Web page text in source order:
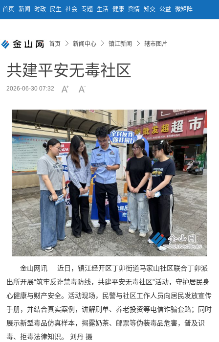
首页 新闻 时政 民生 社会 专题 生活 健康 舆情 知交 公益 微矩阵
首页 新闻中心 镇江新闻 辖市图片
共建平安无毒社区
2026-06-30 07:32
金山网讯 近日，镇江经开区丁卯街道马家山社区联合丁卯派
出所开展“筑牢反诈禁毒防线，共建平安无毒社区”活动，守护居民身
心健康与财产安全。活动现场，民警与社区工作人员向居民发放宣传
手册，并结合真实案例，讲解刷单、养老投资等电信诈骗套路；同时
展示新型毒品仿真样本，揭露奶茶、邮票等伪装毒品危害，普及识
毒、拒毒法律知识。 刘丹 摄